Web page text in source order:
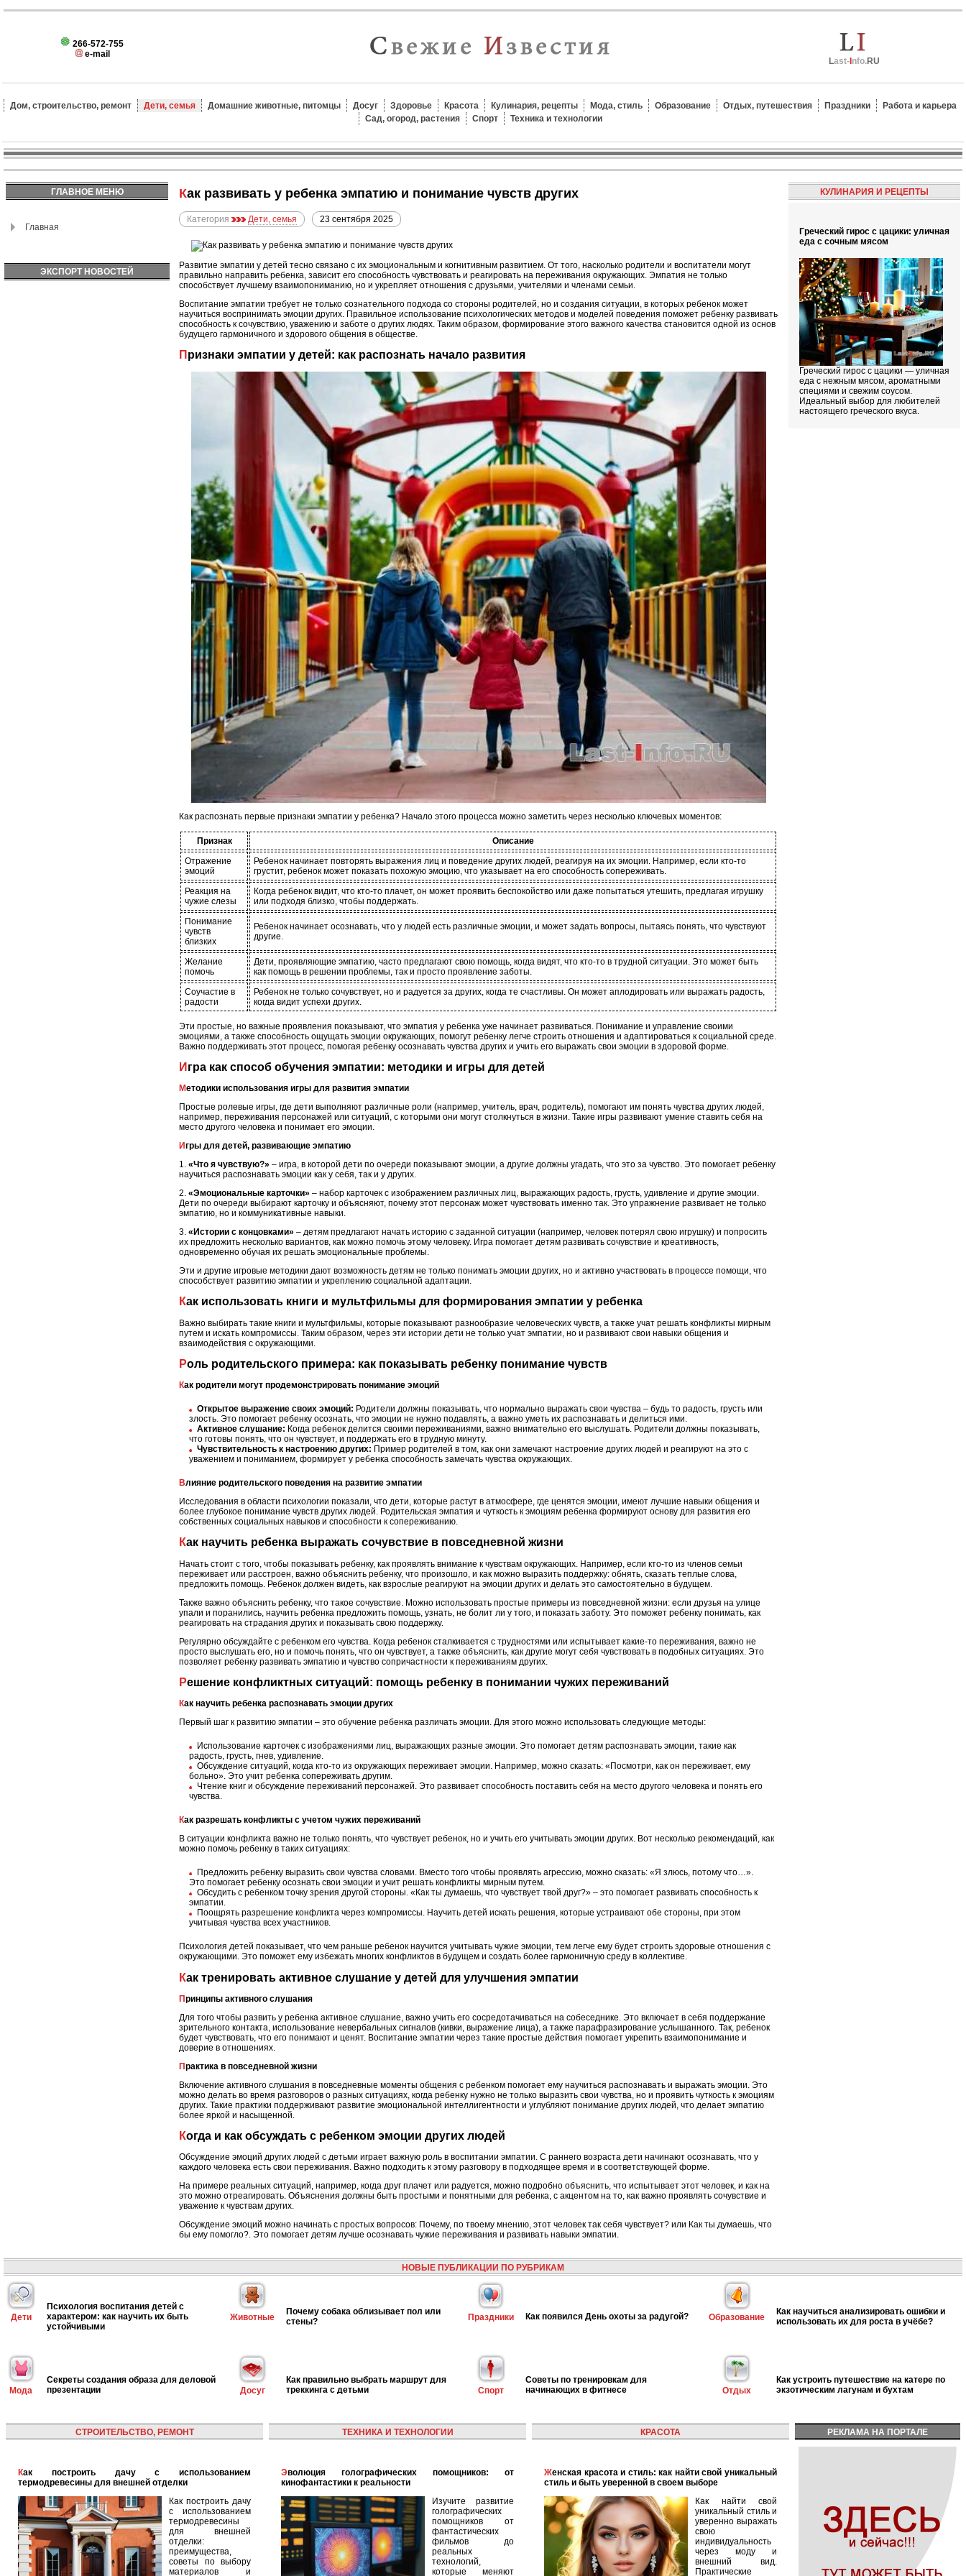
266-572-755
e-mail
Last- nfo.RU
Дом, строительство, ремонт Дети, семья Домашние животные, питомцы Досуг Здоровье Красота Кулинария, рецепты Мода, стиль Образование Отдых, путешествия Праздники
Работа и карьера
Сад, огород, растения
Спорт Техника и технологии
ГЛАВНОЕ МЕНЮ
Главная
ЭКСПОРТ НОВОСТЕЙ
Как развивать у ребенка эмпатию и понимание чувств других
Категория Дети, семья 23 сентября 2025
Развитие эмпатии у детей тесно связано с их эмоциональным и когнитивным развитием. От того, насколько родители и воспитатели могут
правильно направить ребенка, зависит его способность чувствовать и реагировать на переживания окружающих. Эмпатия не только
способствует лучшему взаимопониманию, но и укрепляет отношения с друзьями, учителями и членами семьи.
Воспитание эмпатии требует не только сознательного подхода со стороны родителей, но и создания ситуации, в которых ребенок может
научиться воспринимать эмоции других. Правильное использование психологических методов и моделей поведения поможет ребенку развивать
способность к сочувствию, уважению и заботе о других людях. Таким образом, формирование этого важного качества становится одной из основ
будущего гармоничного и здорового общения в обществе.
Признаки эмпатии у детей: как распознать начало развития
Как распознать первые признаки эмпатии у ребенка? Начало этого процесса можно заметить через несколько ключевых моментов:
Признак
Описание
Отражение
эмоций
Ребенок начинает повторять выражения лиц и поведение других людей, реагируя на их эмоции. Например, если кто-то
грустит, ребенок может показать похожую эмоцию, что указывает на его способность сопереживать.
Реакция на
чужие слезы
Когда ребенок видит, что кто-то плачет, он может проявить беспокойство или даже попытаться утешить, предлагая игрушку
или подходя близко, чтобы поддержать.
Понимание
чувств
близких
Ребенок начинает осознавать, что у людей есть различные эмоции, и может задать вопросы, пытаясь понять, что чувствуют
другие.
Желание
помочь
Дети, проявляющие эмпатию, часто предлагают свою помощь, когда видят, что кто-то в трудной ситуации. Это может быть
как помощь в решении проблемы, так и просто проявление заботы.
Соучастие в
радости
Ребенок не только сочувствует, но и радуется за других, когда те счастливы. Он может аплодировать или выражать радость,
когда видит успехи других.
Эти простые, но важные проявления показывают, что эмпатия у ребенка уже начинает развиваться. Понимание и управление своими
эмоциями, а также способность ощущать эмоции окружающих, помогут ребенку легче строить отношения и адаптироваться к социальной среде.
Важно поддерживать этот процесс, помогая ребенку осознавать чувства других и учить его выражать свои эмоции в здоровой форме.
Игра как способ обучения эмпатии: методики и игры для детей
Методики использования игры для развития эмпатии
Простые ролевые игры, где дети выполняют различные роли (например, учитель, врач, родитель), помогают им понять чувства других людей,
например, переживания персонажей или ситуаций, с которыми они могут столкнуться в жизни. Такие игры развивают умение ставить себя на
место другого человека и понимает его эмоции.
Игры для детей, развивающие эмпатию
1. «Что я чувствую?» – игра, в которой дети по очереди показывают эмоции, а другие должны угадать, что это за чувство. Это помогает ребенку
научиться распознавать эмоции как у себя, так и у других.
2. «Эмоциональные карточки» – набор карточек с изображением различных лиц, выражающих радость, грусть, удивление и другие эмоции.
Дети по очереди выбирают карточку и объясняют, почему этот персонаж может чувствовать именно так. Это упражнение развивает не только
эмпатию, но и коммуникативные навыки.
3. «Истории с концовками» – детям предлагают начать историю с заданной ситуации (например, человек потерял свою игрушку) и попросить
их предложить несколько вариантов, как можно помочь этому человеку. Игра помогает детям развивать сочувствие и креативность,
одновременно обучая их решать эмоциональные проблемы.
Эти и другие игровые методики дают возможность детям не только понимать эмоции других, но и активно участвовать в процессе помощи, что
способствует развитию эмпатии и укреплению социальной адаптации.
Как использовать книги и мультфильмы для формирования эмпатии у ребенка
Важно выбирать такие книги и мультфильмы, которые показывают разнообразие человеческих чувств, а также учат решать конфликты мирным
путем и искать компромиссы. Таким образом, через эти истории дети не только учат эмпатии, но и развивают свои навыки общения и
взаимодействия с окружающими.
Роль родительского примера: как показывать ребенку понимание чувств
Как родители могут продемонстрировать понимание эмоций
Открытое выражение своих эмоций: Родители должны показывать, что нормально выражать свои чувства – будь то радость, грусть или
злость. Это помогает ребенку осознать, что эмоции не нужно подавлять, а важно уметь их распознавать и делиться ими.
Активное слушание: Когда ребенок делится своими переживаниями, важно внимательно его выслушать. Родители должны показывать,
что готовы понять, что он чувствует, и поддержать его в трудную минуту.
Чувствительность к настроению других: Пример родителей в том, как они замечают настроение других людей и реагируют на это с
уважением и пониманием, формирует у ребенка способность замечать чувства окружающих.
Влияние родительского поведения на развитие эмпатии
Исследования в области психологии показали, что дети, которые растут в атмосфере, где ценятся эмоции, имеют лучшие навыки общения и
более глубокое понимание чувств других людей. Родительская эмпатия и чуткость к эмоциям ребенка формируют основу для развития его
собственных социальных навыков и способности к сопереживанию.
Как научить ребенка выражать сочувствие в повседневной жизни
Начать стоит с того, чтобы показывать ребенку, как проявлять внимание к чувствам окружающих. Например, если кто-то из членов семьи
переживает или расстроен, важно объяснить ребенку, что произошло, и как можно выразить поддержку: обнять, сказать теплые слова,
предложить помощь. Ребенок должен видеть, как взрослые реагируют на эмоции других и делать это самостоятельно в будущем.
Также важно объяснить ребенку, что такое сочувствие. Можно использовать простые примеры из повседневной жизни: если друзья на улице
упали и поранились, научить ребенка предложить помощь, узнать, не болит ли у того, и показать заботу. Это поможет ребенку понимать, как
реагировать на страдания других и показывать свою поддержку.
Регулярно обсуждайте с ребенком его чувства. Когда ребенок сталкивается с трудностями или испытывает какие-то переживания, важно не
просто выслушать его, но и помочь понять, что он чувствует, а также объяснить, как другие могут себя чувствовать в подобных ситуациях. Это
позволяет ребенку развивать эмпатию и чувство сопричастности к переживаниям других.
Решение конфликтных ситуаций: помощь ребенку в понимании чужих переживаний
Как научить ребенка распознавать эмоции других
Первый шаг к развитию эмпатии – это обучение ребенка различать эмоции. Для этого можно использовать следующие методы:
Использование карточек с изображениями лиц, выражающих разные эмоции. Это помогает детям распознавать эмоции, такие как
радость, грусть, гнев, удивление.
Обсуждение ситуаций, когда кто-то из окружающих переживает эмоции. Например, можно сказать: «Посмотри, как он переживает, ему
больно». Это учит ребенка сопереживать другим.
Чтение книг и обсуждение переживаний персонажей. Это развивает способность поставить себя на место другого человека и понять его
чувства.
Как разрешать конфликты с учетом чужих переживаний
В ситуации конфликта важно не только понять, что чувствует ребенок, но и учить его учитывать эмоции других. Вот несколько рекомендаций, как
можно помочь ребенку в таких ситуациях:
Предложить ребенку выразить свои чувства словами. Вместо того чтобы проявлять агрессию, можно сказать: «Я злюсь, потому что…».
Это помогает ребенку осознать свои эмоции и учит решать конфликты мирным путем.
Обсудить с ребенком точку зрения другой стороны. «Как ты думаешь, что чувствует твой друг?» – это помогает развивать способность к
эмпатии.
Поощрять разрешение конфликта через компромиссы. Научить детей искать решения, которые устраивают обе стороны, при этом
учитывая чувства всех участников.
Психология детей показывает, что чем раньше ребенок научится учитывать чужие эмоции, тем легче ему будет строить здоровые отношения с
окружающими. Это поможет ему избежать многих конфликтов в будущем и создать более гармоничную среду в коллективе.
Как тренировать активное слушание у детей для улучшения эмпатии
Принципы активного слушания
Для того чтобы развить у ребенка активное слушание, важно учить его сосредотачиваться на собеседнике. Это включает в себя поддержание
зрительного контакта, использование невербальных сигналов (кивки, выражение лица), а также парафразирование услышанного. Так, ребенок
будет чувствовать, что его понимают и ценят. Воспитание эмпатии через такие простые действия помогает укрепить взаимопонимание и
доверие в отношениях.
Практика в повседневной жизни
Включение активного слушания в повседневные моменты общения с ребенком помогает ему научиться распознавать и выражать эмоции. Это
можно делать во время разговоров о разных ситуациях, когда ребенку нужно не только выразить свои чувства, но и проявить чуткость к эмоциям
других. Такие практики поддерживают развитие эмоциональной интеллигентности и углубляют понимание других людей, что делает эмпатию
более яркой и насыщенной.
Когда и как обсуждать с ребенком эмоции других людей
Обсуждение эмоций других людей с детьми играет важную роль в воспитании эмпатии. С раннего возраста дети начинают осознавать, что у
каждого человека есть свои переживания. Важно подходить к этому разговору в подходящее время и в соответствующей форме.
На примере реальных ситуаций, например, когда друг плачет или радуется, можно подробно объяснить, что испытывает этот человек, и как на
это можно отреагировать. Объяснения должны быть простыми и понятными для ребенка, с акцентом на то, как важно проявлять сочувствие и
уважение к чувствам других.
Обсуждение эмоций можно начинать с простых вопросов: Почему, по твоему мнению, этот человек так себя чувствует? или Как ты думаешь, что
бы ему помогло?. Это помогает детям лучше осознавать чужие переживания и развивать навыки эмпатии.
КУЛИНАРИЯ И РЕЦЕПТЫ
Греческий гирос с цацики: уличная
еда с сочным мясом
Греческий гирос с цацики — уличная
еда с нежным мясом, ароматными
специями и свежим соусом.
Идеальный выбор для любителей
настоящего греческого вкуса.
НОВЫЕ ПУБЛИКАЦИИ ПО РУБРИКАМ
Дети
Психология воспитания детей с
характером: как научить их быть
устойчивыми
Животные
Почему собака облизывает пол или
стены?
Праздники Как появился День охоты за радугой? Образование
Как научиться анализировать ошибки и
использовать их для роста в учёбе?
Мода
Секреты создания образа для деловой
презентации
Досуг
Как правильно выбрать маршрут для
треккинга с детьми
Спорт
Советы по тренировкам для
начинающих в фитнесе
Отдых
Как устроить путешествие на катере по
экзотическим лагунам и бухтам
СТРОИТЕЛЬСТВО, РЕМОНТ
Как построить дачу с использованием
термодревесины для внешней отделки
Как построить дачу
с использованием
термодревесины
для внешней
отделки:
преимущества,
советы по выбору
материалов и
ТЕХНИКА И ТЕХНОЛОГИИ
Эволюция голографических помощников: от
кинофантастики к реальности
Изучите развитие
голографических
помощников от
фантастических
фильмов до
реальных
технологий,
которые меняют
КРАСОТА
Женская красота и стиль: как найти свой уникальный
стиль и быть уверенной в своем выборе
Как найти свой
уникальный стиль и
уверенно выражать
свою
индивидуальность
через моду и
внешний вид.
Практические
РЕКЛАМА НА ПОРТАЛЕ